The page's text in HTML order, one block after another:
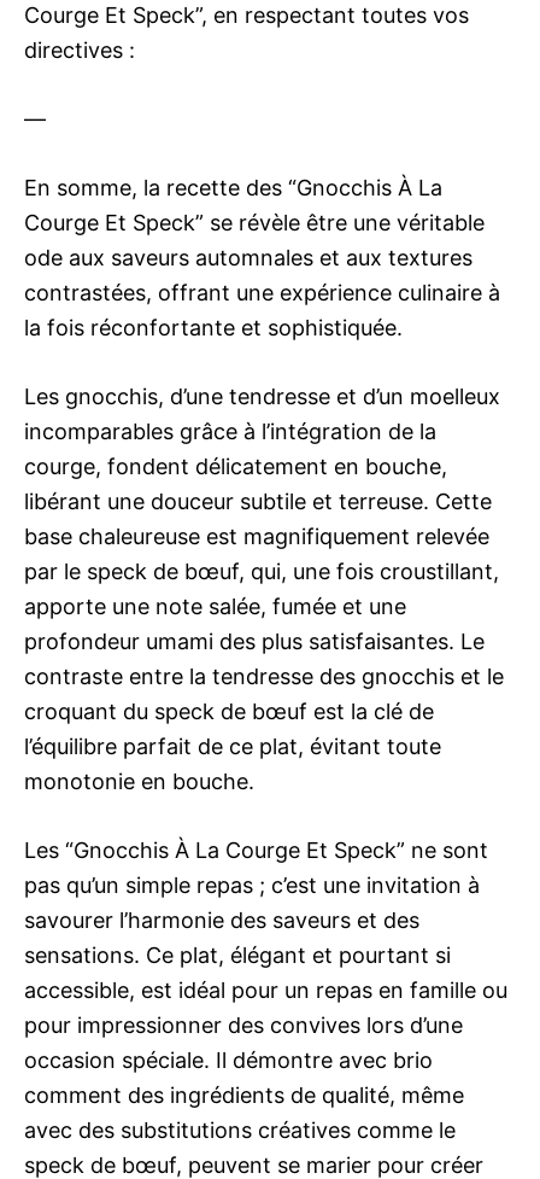
Courge Et Speck”, en respectant toutes vos
directives :
—
En somme, la recette des “Gnocchis À La
Courge Et Speck” se révèle être une véritable
ode aux saveurs automnales et aux textures
contrastées, offrant une expérience culinaire à
la fois réconfortante et sophistiquée.
Les gnocchis, d’une tendresse et d’un moelleux
incomparables grâce à l’intégration de la
courge, fondent délicatement en bouche,
libérant une douceur subtile et terreuse. Cette
base chaleureuse est magnifiquement relevée
par le speck de bœuf, qui, une fois croustillant,
apporte une note salée, fumée et une
profondeur umami des plus satisfaisantes. Le
contraste entre la tendresse des gnocchis et le
croquant du speck de bœuf est la clé de
l’équilibre parfait de ce plat, évitant toute
monotonie en bouche.
Les “Gnocchis À La Courge Et Speck” ne sont
pas qu’un simple repas ; c’est une invitation à
savourer l’harmonie des saveurs et des
sensations. Ce plat, élégant et pourtant si
accessible, est idéal pour un repas en famille ou
pour impressionner des convives lors d’une
occasion spéciale. Il démontre avec brio
comment des ingrédients de qualité, même
avec des substitutions créatives comme le
speck de bœuf, peuvent se marier pour créer